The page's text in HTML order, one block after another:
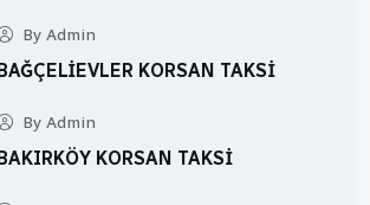
By Admin
KORSAN TAKSI
By Admin
BAKIRKÖY KORSAN TAKSI